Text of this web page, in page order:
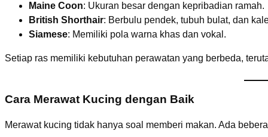
Maine Coon: Ukuran besar dengan kepribadian ramah.
British Shorthair: Berbulu pendek, tubuh bulat, dan
Siamese: Memiliki pola warna khas dan vokal.
Setiap ras memiliki kebutuhan perawatan yang berbeda,
Cara Merawat Kucing dengan Baik
Merawat kucing tidak hanya soal memberi makan. Ada